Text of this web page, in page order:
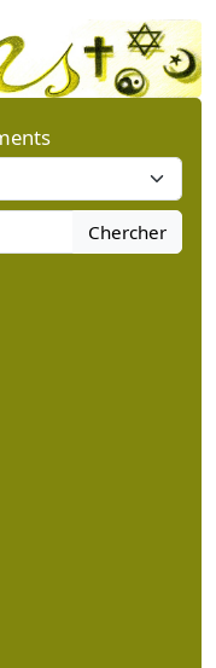
Chercher